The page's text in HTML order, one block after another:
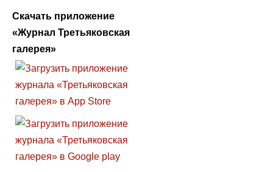
Скачать приложение
«Журнал Третьяковская
галерея»